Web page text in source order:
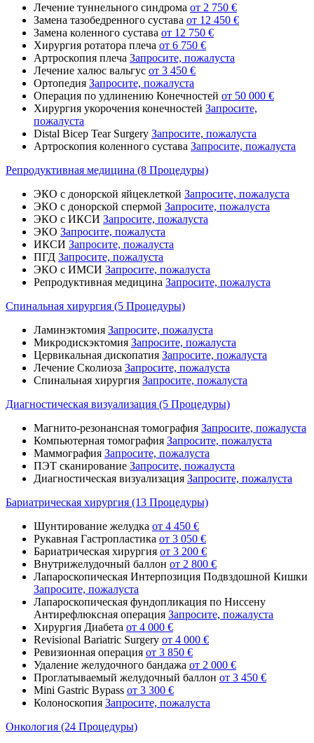
Лечение туннельного синдрома от 2 750 €
Замена тазобедренного сустава от 12 450 €
Замена коленного сустава от 12 750 €
Хирургия ротатора плеча от 6 750 €
Артроскопия плеча Запросите, пожалуста
Лечение халюс вальгус от 3 450 €
Ортопедия Запросите, пожалуста
Операция по удлинению Конечностей от 50 000 €
Хирургия укорочения конечностей Запросите,
пожалуста
Distal Bicep Tear Surgery Запросите, пожалуста
Артроскопия коленного сустава Запросите, пожалуста
Репродуктивная медицина (8 Процедуры)
ЭКО с донорской яйцеклеткой Запросите, пожалуста
ЭКО с донорской спермой Запросите, пожалуста
ЭКО с ИКСИ Запросите, пожалуста
ЭКО Запросите, пожалуста
ИКСИ Запросите, пожалуста
ПГД Запросите, пожалуста
ЭКО с ИМСИ Запросите, пожалуста
Репродуктивная медицина Запросите, пожалуста
Спинальная хирургия (5 Процедуры)
Ламинэктомия Запросите, пожалуста
Микродискэктомия Запросите, пожалуста
Цервикальная дископатия Запросите, пожалуста
Лечение Сколиоза Запросите, пожалуста
Спинальная хирургия Запросите, пожалуста
Диагностическая визуализация (5 Процедуры)
Магнито-резонансная томография Запросите, пожалуста
Компьютерная томография Запросите, пожалуста
Маммография Запросите, пожалуста
ПЭТ сканирование Запросите, пожалуста
Диагностическая визуализация Запросите, пожалуста
Бариатрическая хирургия (13 Процедуры)
Шунтирование желудка от 4 450 €
Рукавная Гастропластика от 3 050 €
Бариатрическая хирургия от 3 200 €
Внутрижелудочный баллон от 2 800 €
Лапароскопическая Интерпозиция Подвздошной Кишки
Запросите, пожалуста
Лапароскопическая фундопликация по Ниссену
Антирефлюксная операция Запросите, пожалуста
Хирургия Диабета от 4 000 €
Revisional Bariatric Surgery от 4 000 €
Ревизионная операция от 3 850 €
Удаление желудочного бандажа от 2 000 €
Проглатываемый желудочный баллон от 3 450 €
Mini Gastric Bypass от 3 300 €
Колоноскопия Запросите, пожалуста
Онкология (24 Процедуры)